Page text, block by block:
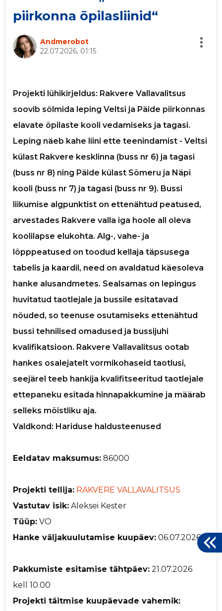
piirkonna õpilasliinid“
Andmerobot
22.07.2026, 01:15
Projekti lühikirjeldus: Rakvere Vallavalitsus
soovib sõlmida leping Veltsi ja Päide piirkonnas
elavate õpilaste kooli vedamiseks ja tagasi.
Leping näeb kahe liini ette teenindamist - Veltsi
külast Rakvere kesklinna (buss nr 6) ja tagasi
(buss nr 8) ning Päide külast Sõmeru ja Näpi
kooli (buss nr 7) ja tagasi (buss nr 9). Bussi
liikumise algpunktist on ettenähtud peatused,
arvestades Rakvere valla iga hoole all oleva
koolilapse elukohta. Alg-, vahe- ja
lõpppeatused on toodud kellaja täpsusega
tabelis ja kaardil, need on avaldatud käesoleva
hanke alusandmetes. Sealsamas on lepingus
huvitatud taotlejale ja bussile esitatavad
nõuded, so teenuse osutamiseks ettenähtud
bussi tehnilised omadused ja bussijuhi
kvalifikatsioon. Rakvere Vallavalitsus ootab
hankes osalejatelt vormikohaseid taotlusi,
seejärel teeb hankija kvalifitseeritud taotlejale
ettepaneku esitada hinnapakkumine ja määrab
selleks mõistliku aja.
Valdkond: Hariduse haldusteenused
Eeldatav maksumus: 86000
Projekti tellija: RAKVERE VALLAVALITSUS
Vastutav isik: Aleksei Kester
Tüüp: VO
Hanke väljakuulutamise kuupäev: 06.07.2026
Pakkumiste esitamise tähtpäev: 21.07.2026
kell 10.00
Projekti täitmise kuupäevade vahemik:
Sinu kommentaar